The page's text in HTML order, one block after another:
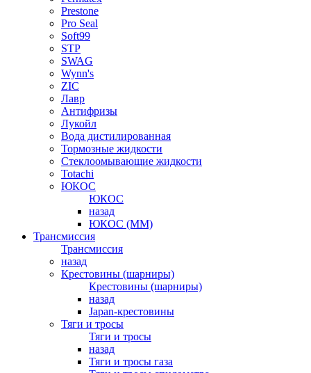
Prestone
Pro Seal
Soft99
STP
SWAG
Wynn's
ZIC
Лавр
Антифризы
Лукойл
Вода дистилированная
Тормозные жидкости
Стеклоомывающие жидкости
Totachi
ЮКОС
ЮКОС
назад
ЮКОС (ММ)
Трансмиссия
Трансмиссия
назад
Крестовины (шарниры)
Крестовины (шарниры)
назад
Japan-крестовины
Тяги и тросы
Тяги и тросы
назад
Тяги и тросы газа